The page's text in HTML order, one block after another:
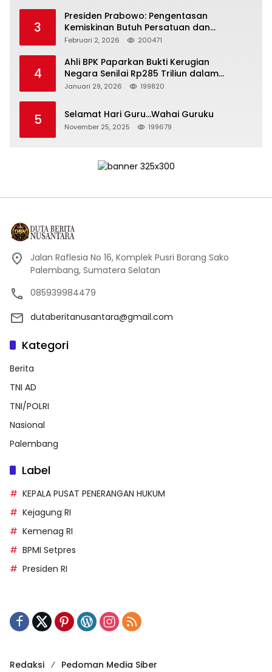
3
Presiden Prabowo: Pengentasan
Kemiskinan Butuh Persatuan dan
Kepemimpinan yang Bertanggung Jawab
Februari 2, 2026 200471
4
Ahli BPK Paparkan Bukti Kerugian
Negara Senilai Rp285 Triliun dalam
Persidangan Korupsi PT Pertamina
Januari 29, 2026 199820
5 Selamat Hari Guru…Wahai Guruku
November 25, 2025 199679
Jalan Raflesia No 16, Komplek Pusri Borang Sako
Palembang, Sumatera Selatan
085939984479
dutaberitanusantara@gmail.com
Kategori
Berita
TNI AD
TNI/POLRI
Nasional
Palembang
Label
KEPALA PUSAT PENERANGAN HUKUM
Kejagung RI
Kemenag RI
BPMI Setpres
Presiden RI
Redaksi Pedoman Media Siber